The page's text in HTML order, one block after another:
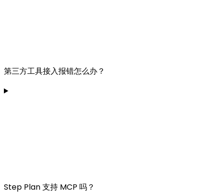
第三方工具接入报错怎么办？
Step Plan 支持 MCP 吗？